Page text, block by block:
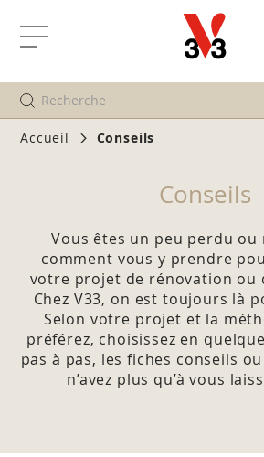
Affichage
navigation
Accueil Conseils
Conseils
Vous êtes un peu perdu ou
comment vous y prendre
votre projet de rénovation ou
Chez V33, on est toujours là
Selon votre projet et la
préférez, choisissez en
pas à pas, les fiches conseils
n’avez plus qu’à vous